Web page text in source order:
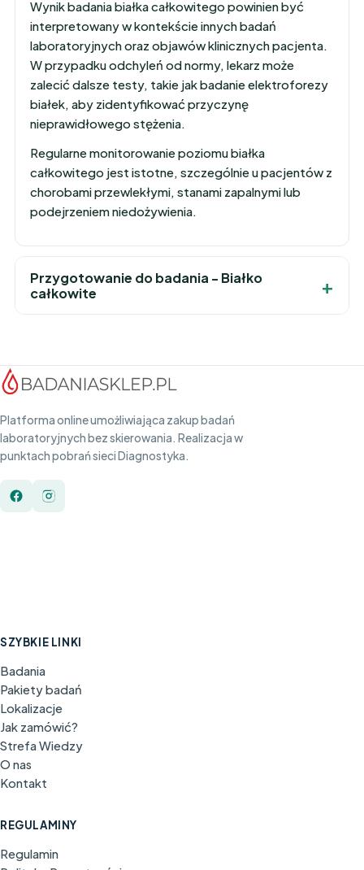
Wynik badania białka całkowitego powinien być
interpretowany w kontekście innych badań
laboratoryjnych oraz objawów klinicznych pacjenta.
W przypadku odchyleń od normy, lekarz może
zalecić dalsze testy, takie jak badanie elektroforezy
białek, aby zidentyfikować przyczynę
nieprawidłowego stężenia.
Regularne monitorowanie poziomu białka
całkowitego jest istotne, szczególnie u pacjentów z
chorobami przewlekłymi, stanami zapalnymi lub
podejrzeniem niedożywienia.
Przygotowanie do badania - Białko
całkowite
Platforma online umożliwiająca zakup badań
laboratoryjnych bez skierowania. Realizacja w
punktach pobrań sieci Diagnostyka.
SZYBKIE LINKI
Badania
Pakiety badań
Lokalizacje
Jak zamówić?
Strefa Wiedzy
O nas
Kontakt
REGULAMINY
Regulamin